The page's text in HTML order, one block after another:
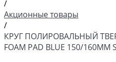
/
Акционные товары
/
КРУГ ПОЛИРОВАЛЬНЫЙ
FOAM PAD BLUE 150/160ММ